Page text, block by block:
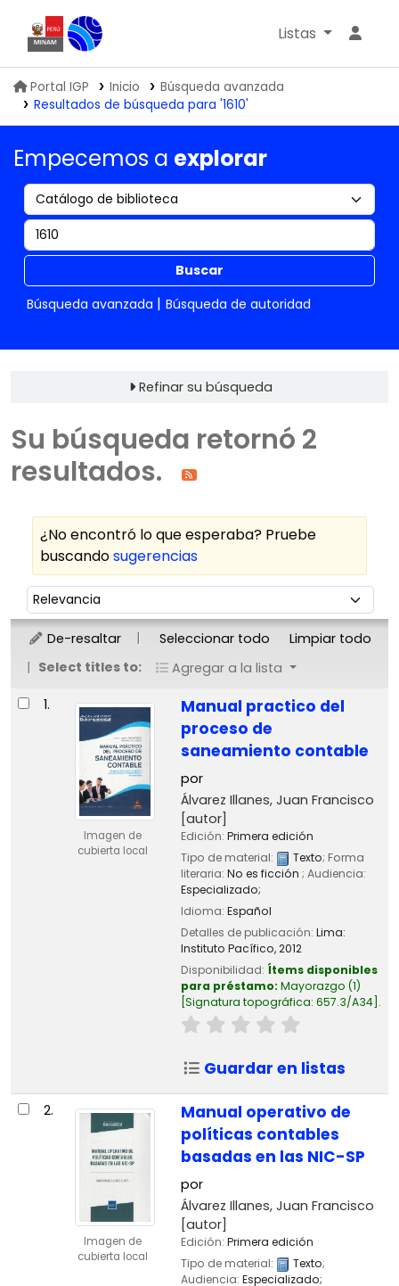
Biblioteca IGP
Listas
Portal IGP Inicio
Búsqueda avanzada
Resultados de búsqueda para '1610'
Empecemos a explorar
Buscar
Búsqueda avanzada
Búsqueda de autoridad
Refinar su búsqueda
Su búsqueda retornó 2
resultados.
¿No encontró lo que esperaba? Pruebe
buscandosugerencias
Ordenar
Ordenar por:
De-resaltar Seleccionar todo
Limpiar todo
Select titles to:
Agregar a la lista
Resultados
1.
Imagen de
cubierta local
Manual practico del
proceso de
saneamiento contable
por
Álvarez Illanes, Juan Francisco
[autor]
Edición: Primera edición
Tipo de material:
Texto; Forma
literaria: No es ficción ; Audiencia:
Especializado;
Idioma: Español
Detalles de publicación: Lima:
Instituto Pacífico,2012
Disponibilidad: Ítems disponibles
para préstamo: Mayorazgo (1)
Signatura topográfica: 657.3/A34 .
Guardar en listas
2.
Imagen de
cubierta local
Manual operativo de
políticas contables
basadas en las NIC-SP
por
Álvarez Illanes, Juan Francisco
[autor]
Edición: Primera edición
Tipo de material:
Texto;
Audiencia: Especializado;